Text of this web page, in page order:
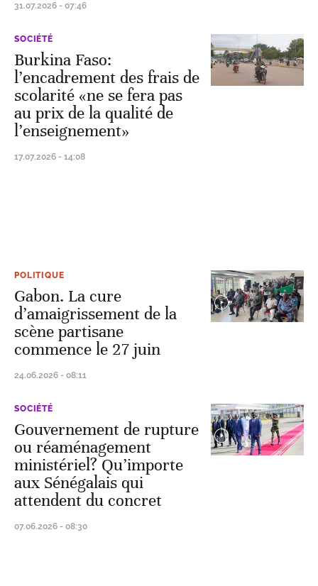
31.07.2026 - 07:46
SOCIÉTÉ
Burkina Faso:
l’encadrement des frais de
scolarité «ne se fera pas
au prix de la qualité de
l’enseignement»
17.07.2026 - 14:08
POLITIQUE
Gabon. La cure
d’amaigrissement de la
scène partisane
commence le 27 juin
24.06.2026 - 08:11
SOCIÉTÉ
Gouvernement de rupture
ou réaménagement
ministériel? Qu’importe
aux Sénégalais qui
attendent du concret
07.06.2026 - 08:30